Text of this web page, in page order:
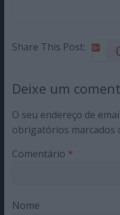
Share This Post:
Deixe um
O seu endereço de
obrigatórios marcados
Comentário *
Nome